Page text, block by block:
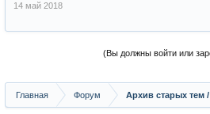
14 май 2018
(Вы должны войти или
Главная Форум Архив старых тем